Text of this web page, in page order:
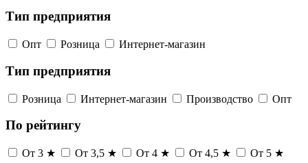
Тип предприятия
Опт Розница Интернет-магазин
Тип предприятия
Розница Интернет-магазин Производство Опт
По рейтингу
От 3 ★ От 3,5 ★ От 4 ★ От 4,5 ★ От 5 ★